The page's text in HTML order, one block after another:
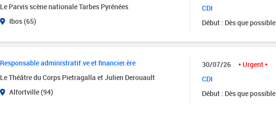
Le Parvis scène nationale Tarbes Pyrénées
Ibos (65)
CDI
Début : Dès que possible
Responsable administratif.ve et financier.ère
Le Théâtre du Corps Pietragalla et Julien Derouault
Alfortville (94)
30/07/26
Urgent
CDI
Début : Dès que possible